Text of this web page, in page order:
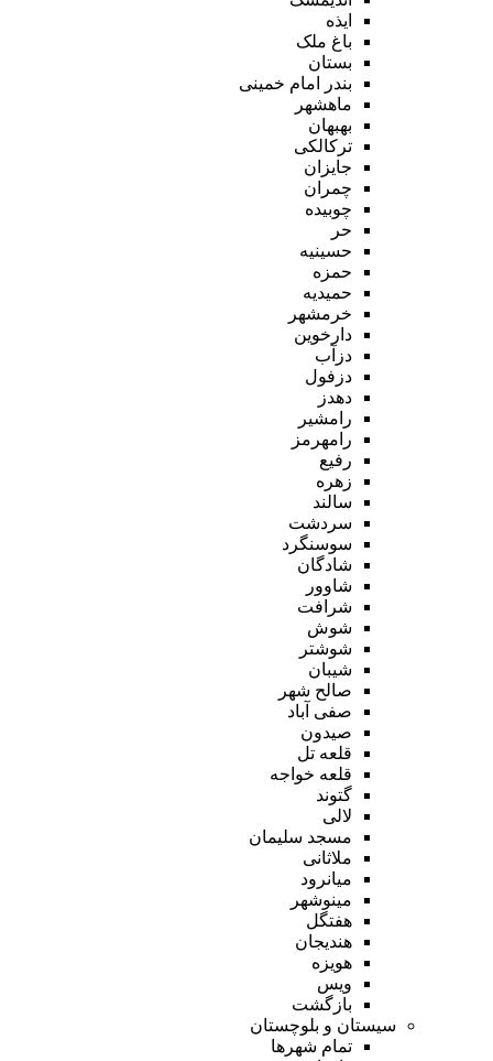
ایذه
باغ ملک
بستان
بندر امام خمینی
ماهشهر
بهبهان
ترکالکی
جایزان
چمران
چوبیده
حر
حسینیه
حمزه
حمیدیه
خرمشهر
دارخوین
دزآب
دزفول
دهدز
رامشیر
رامهرمز
رفیع
زهره
سالند
سردشت
سوسنگرد
شادگان
شاوور
شرافت
شوش
شوشتر
شیبان
صالح شهر
صفی آباد
صیدون
قلعه تل
قلعه خواجه
گتوند
لالی
مسجد سلیمان
ملاثانی
میانرود
مینوشهر
هفتگل
هندیجان
هویزه
ویس
بازگشت
سیستان و بلوچستان
تمام شهر‌ها